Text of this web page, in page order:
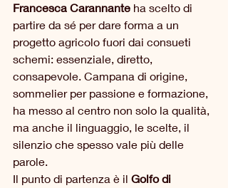
Francesca Carannante ha scelto di
partire da sé per dare forma a un
progetto agricolo fuori dai consueti
schemi: essenziale, diretto,
consapevole. Campana di origine,
sommelier per passione e formazione,
ha messo al centro non solo la qualità,
ma anche il linguaggio, le scelte, il
silenzio che spesso vale più delle
parole.
Il punto di partenza è il Golfo di